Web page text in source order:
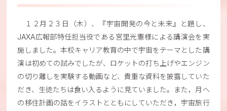
１２月２３日（木）、『宇宙開発の今と未来』と題し、
JAXA広報部特任担当役である宮里光憲様による講演会を実
施しました。本校キャリア教育の中で宇宙をテーマとした講
演は初めての試みでしたが、ロケットの打ち上げやエンジン
の切り離しを実験する動画など、貴重な資料を披露していた
だき、生徒たちは食い入るように見ていました。また，月へ
の移住計画の話をイラストとともにしていただき，宇宙旅行